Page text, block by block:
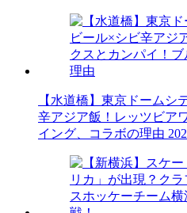
【水道橋】東京ドームシ
辛アジア飯！レッツビア
イング、コラボの理由